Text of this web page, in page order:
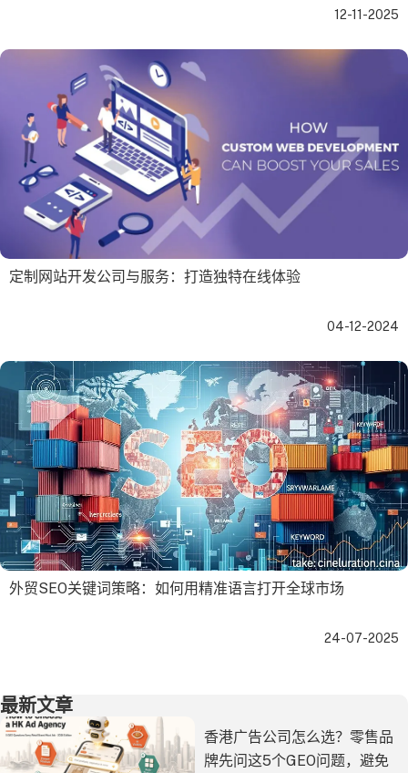
12-11-2025
定制网站开发公司与服务：打造独特在线体验
04-12-2024
外贸SEO关键词策略：如何用精准语言打开全球市场
24-07-2025
最新文章
香港广告公司怎么选？零售品
牌先问这5个GEO问题，避免